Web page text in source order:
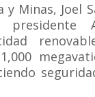
Minas, Joel